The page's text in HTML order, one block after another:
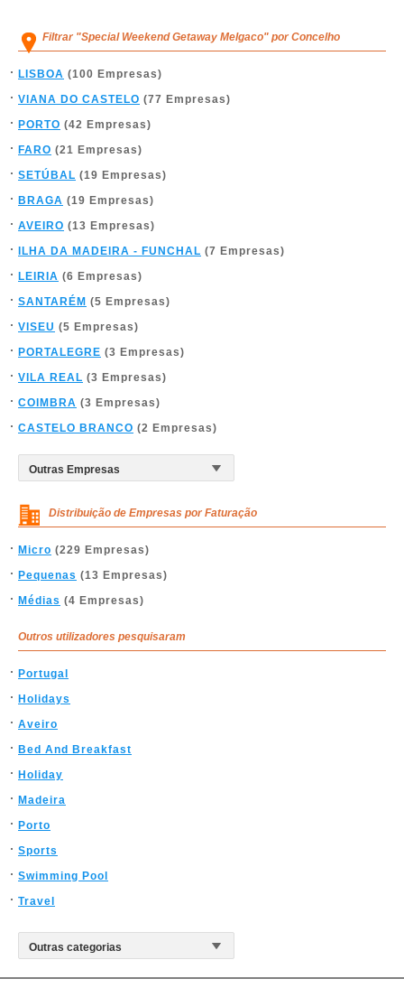
Filtrar "Special Weekend Getaway Melgaco" por Concelho
LISBOA (100 Empresas)
VIANA DO CASTELO (77 Empresas)
PORTO (42 Empresas)
FARO (21 Empresas)
SETÚBAL (19 Empresas)
BRAGA (19 Empresas)
AVEIRO (13 Empresas)
ILHA DA MADEIRA - FUNCHAL (7 Empresas)
LEIRIA (6 Empresas)
SANTARÉM (5 Empresas)
VISEU (5 Empresas)
PORTALEGRE (3 Empresas)
VILA REAL (3 Empresas)
COIMBRA (3 Empresas)
CASTELO BRANCO (2 Empresas)
Distribuição de Empresas por Faturação
Micro (229 Empresas)
Pequenas (13 Empresas)
Médias (4 Empresas)
Outros utilizadores pesquisaram
Portugal
Holidays
Aveiro
Bed And Breakfast
Holiday
Madeira
Porto
Sports
Swimming Pool
Travel